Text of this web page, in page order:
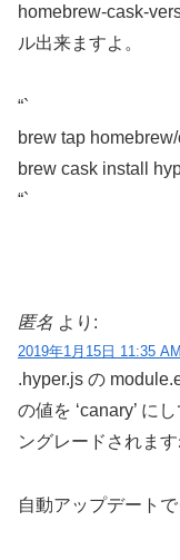
homebrew-cask-
ル出来ますよ。
“`
brew tap
brew cask install
“`
匿名 より:
2019年1月15日 11:35 AM
.hyper.js の
の値を ‘canary’ に
ングレードされます
自動アップデート